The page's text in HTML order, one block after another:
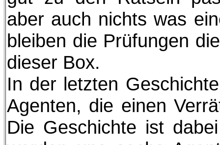
aber auch nichts was
bleiben die Prüfungen
dieser Box.
In der letzten
Agenten, die einen
Die Geschichte ist